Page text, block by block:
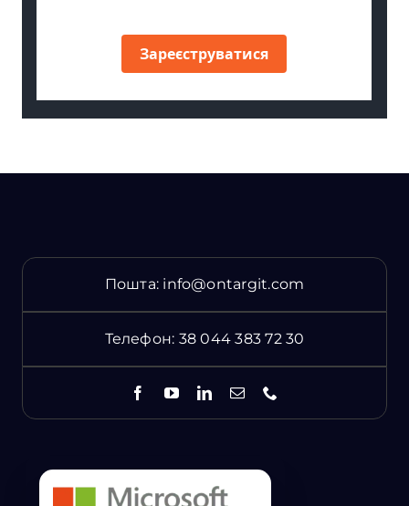
Зареєструватися
Пошта: info@ontargit.com
Телефон: 38 044 383 72 30